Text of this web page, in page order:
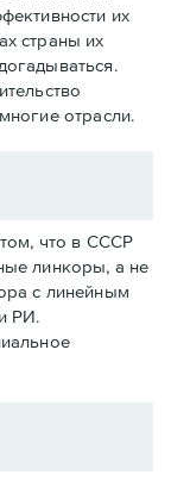
их
страны их
отрасли.
что в СССР
линкоры, а не
с линейным
РИ.